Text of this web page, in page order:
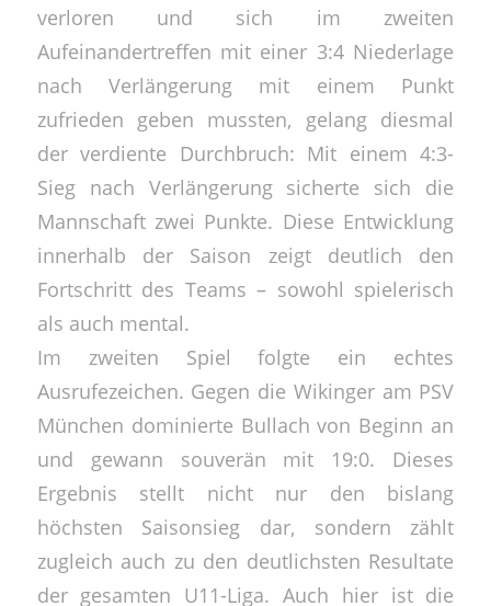
verloren und sich im zweiten
Aufeinandertreffen mit einer 3:4 Niederlage
nach Verlängerung mit einem Punkt
zufrieden geben mussten, gelang diesmal
der verdiente Durchbruch: Mit einem 4:3-
Sieg nach Verlängerung sicherte sich die
Mannschaft zwei Punkte. Diese Entwicklung
innerhalb der Saison zeigt deutlich den
Fortschritt des Teams – sowohl spielerisch
als auch mental.
Im zweiten Spiel folgte ein echtes
Ausrufezeichen. Gegen die Wikinger am PSV
München dominierte Bullach von Beginn an
und gewann souverän mit 19:0. Dieses
Ergebnis stellt nicht nur den bislang
höchsten Saisonsieg dar, sondern zählt
zugleich auch zu den deutlichsten Resultate
der gesamten U11-Liga. Auch hier ist die